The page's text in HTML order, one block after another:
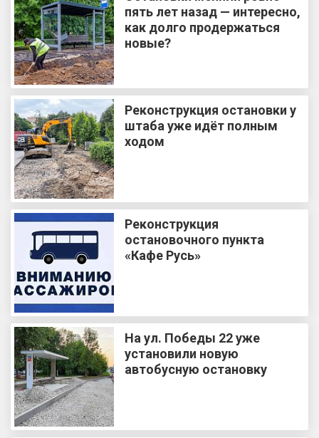
пять лет назад — интересно,
как долго продержаться
новые?
Реконструкция остановки у
штаба уже идёт полным
ходом
Реконструкция
остановочного пункта
«Кафе Русь»
На ул. Победы 22 уже
установили новую
автобусную остановку